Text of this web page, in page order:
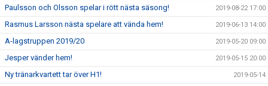
Paulsson och Olsson spelar i rött nästa säsong! 2019-08-22 17:00
Rasmus Larsson nästa spelare att vända hem! 2019-06-13 14:00
A-lagstruppen 2019/20 2019-05-20 09:00
Jesper vänder hem! 2019-05-15 20:00
Ny tränarkvartett tar över H1! 2019-05-14